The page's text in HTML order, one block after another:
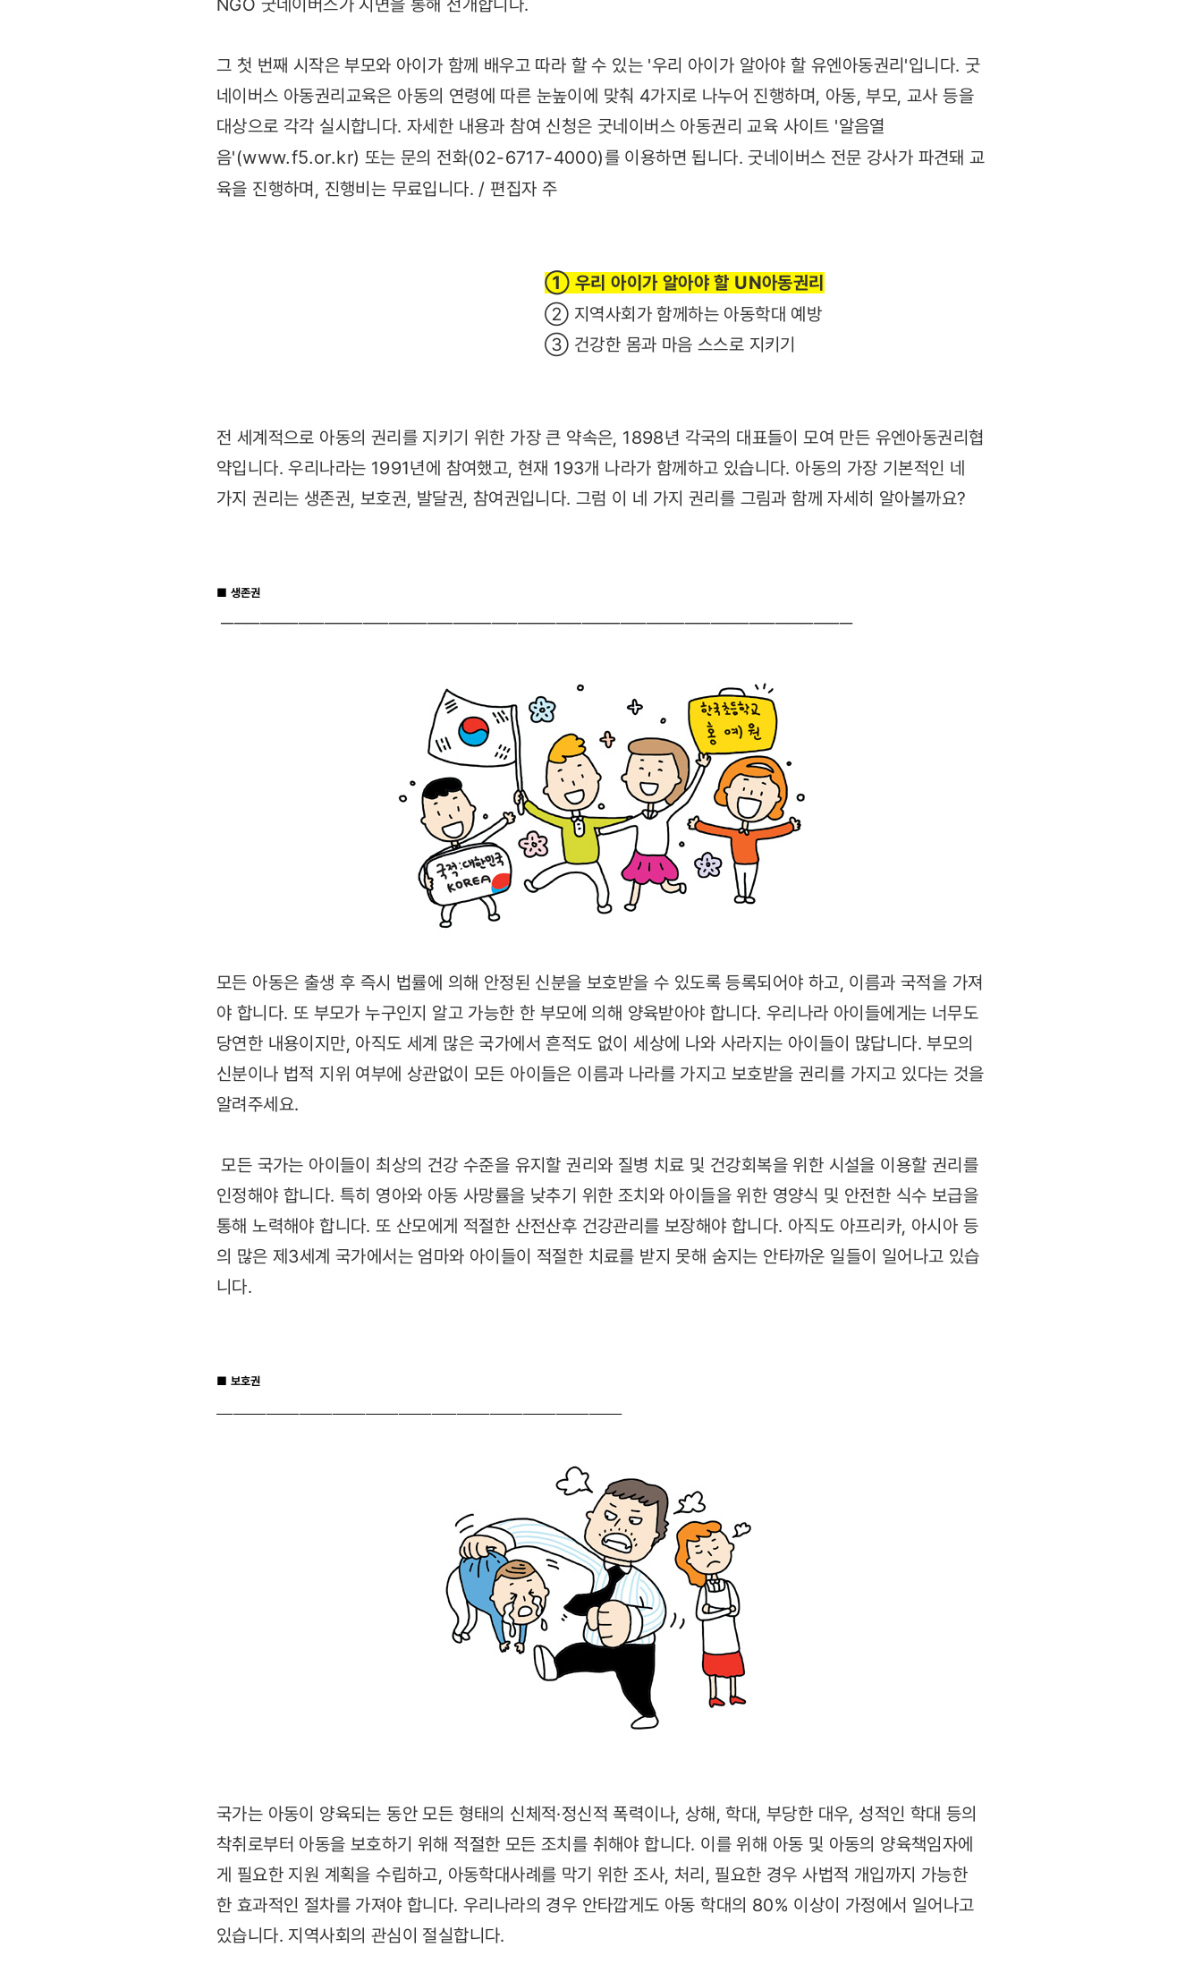
NGO 굿네이버스가 지면을 통해 전개합니다.
그 첫 번째 시작은 부모와 아이가 함께 배우고 따라 할 수 있는 '우리 아이가 알아야 할 유엔아동권리'입니다. 굿
네이버스 아동권리교육은 아동의 연령에 따른 눈높이에 맞춰 4가지로 나누어 진행하며, 아동, 부모, 교사 등을
대상으로 각각 실시합니다. 자세한 내용과 참여 신청은 굿네이버스 아동권리 교육 사이트 '알음열
음'(www.f5.or.kr) 또는 문의 전화(02-6717-4000)를 이용하면 됩니다. 굿네이버스 전문 강사가 파견돼 교
육을 진행하며, 진행비는 무료입니다. / 편집자 주
① 우리 아이가 알아야 할 UN아동권리
② 지역사회가 함께하는 아동학대 예방
③ 건강한 몸과 마음 스스로 지키기
전 세계적으로 아동의 권리를 지키기 위한 가장 큰 약속은, 1898년 각국의 대표들이 모여 만든 유엔아동권리협
약입니다. 우리나라는 1991년에 참여했고, 현재 193개 나라가 함께하고 있습니다. 아동의 가장 기본적인 네
가지 권리는 생존권, 보호권, 발달권, 참여권입니다. 그럼 이 네 가지 권리를 그림과 함께 자세히 알아볼까요?
■ 생존권
─────────────────────────────────────────────────
모든 아동은 출생 후 즉시 법률에 의해 안정된 신분을 보호받을 수 있도록 등록되어야 하고, 이름과 국적을 가져
야 합니다. 또 부모가 누구인지 알고 가능한 한 부모에 의해 양육받아야 합니다. 우리나라 아이들에게는 너무도
당연한 내용이지만, 아직도 세계 많은 국가에서 흔적도 없이 세상에 나와 사라지는 아이들이 많답니다. 부모의
신분이나 법적 지위 여부에 상관없이 모든 아이들은 이름과 나라를 가지고 보호받을 권리를 가지고 있다는 것을
알려주세요.
모든 국가는 아이들이 최상의 건강 수준을 유지할 권리와 질병 치료 및 건강회복을 위한 시설을 이용할 권리를
인정해야 합니다. 특히 영아와 아동 사망률을 낮추기 위한 조치와 아이들을 위한 영양식 및 안전한 식수 보급을
통해 노력해야 합니다. 또 산모에게 적절한 산전산후 건강관리를 보장해야 합니다. 아직도 아프리카, 아시아 등
의 많은 제3세계 국가에서는 엄마와 아이들이 적절한 치료를 받지 못해 숨지는 안타까운 일들이 일어나고 있습
니다.
■ 보호권
─────────────────────────────────────────────────
국가는 아동이 양육되는 동안 모든 형태의 신체적·정신적 폭력이나, 상해, 학대, 부당한 대우, 성적인 학대 등의
착취로부터 아동을 보호하기 위해 적절한 모든 조치를 취해야 합니다. 이를 위해 아동 및 아동의 양육책임자에
게 필요한 지원 계획을 수립하고, 아동학대사례를 막기 위한 조사, 처리, 필요한 경우 사법적 개입까지 가능한
한 효과적인 절차를 가져야 합니다. 우리나라의 경우 안타깝게도 아동 학대의 80% 이상이 가정에서 일어나고
있습니다. 지역사회의 관심이 절실합니다.